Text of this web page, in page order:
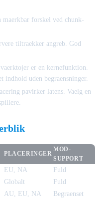
forskel ved chunk-
tiltraekker angreb. God
er en kernefunktion.
indhold uden begraensninger.
pavirker latens. Vaelg en
PLACERINGER
MOD-
SUPPORT
EU, NA
Fuld
Globalt
Fuld
AU, EU, NA
Begraenset